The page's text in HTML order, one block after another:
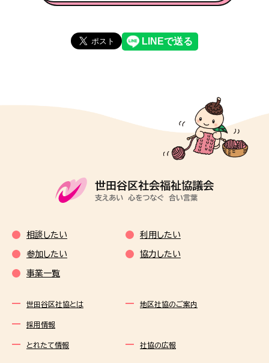
相談したい 利用したい
参加したい 協力したい
事業一覧
世田谷区社協とは 地区社協のご案内
採用情報
とれたて情報 社協の広報